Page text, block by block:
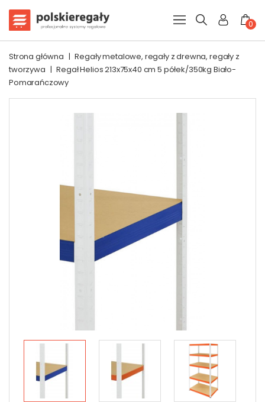
0
Strona główna | Regały metalowe, regały z drewna, regały z
tworzywa | Regał Helios 213x75x40 cm 5 półek/350kg Biało-
Pomarańczowy